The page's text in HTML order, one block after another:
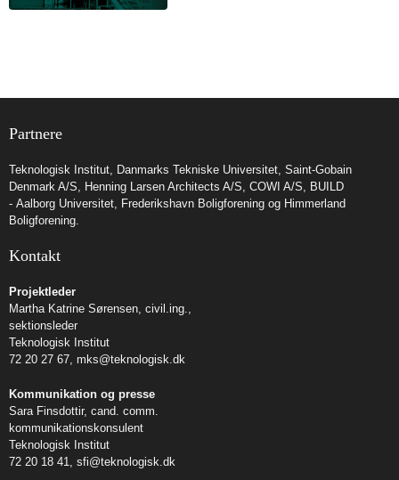
Partnere
Teknologisk Institut Danmarks Tekniske Universitet Saint-Gobain
Denmark A/S
Henning Larsen Architects A/S COWI A/S
BUILD
- Aalborg Universitet Frederikshavn Boligforening og Himmerland
Boligforening
Kontakt
Projektleder
Martha Katrine Sørensen, civil.ing.,
sektionsleder
Teknologisk Institut
72 20 27 67, mks@teknologisk.dk
Kommunikation og presse
Sara Finsdottir, cand. comm.
kommunikationskonsulent
Teknologisk Institut
72 20 18 41, sfi@teknologisk.dk